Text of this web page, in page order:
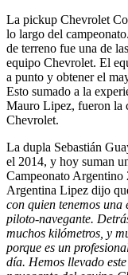
La pickup Chevrolet
lo largo del
de terreno fue una de
equipo Chevrolet. El
a punto y obtener el
Esto sumado a la
Mauro Lipez, fueron la
Chevrolet.
La dupla Sebastián
el 2014, y hoy suman
Campeonato
Argentina Lipez dijo
con quien tenemos una
piloto-navegante.
muchos kilómetros, y
porque es un
día. Hemos llevado